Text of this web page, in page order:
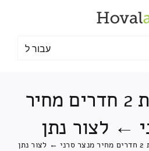
עבור ל
הובלת דירות 2 חדרים מחיר
← לצור נתן